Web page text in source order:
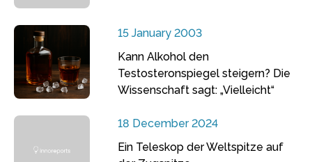
15 January 2003
Kann Alkohol den
Testosteronspiegel steigern? Die
Wissenschaft sagt: „Vielleicht“
18 December 2024
Ein Teleskop der Weltspitze auf